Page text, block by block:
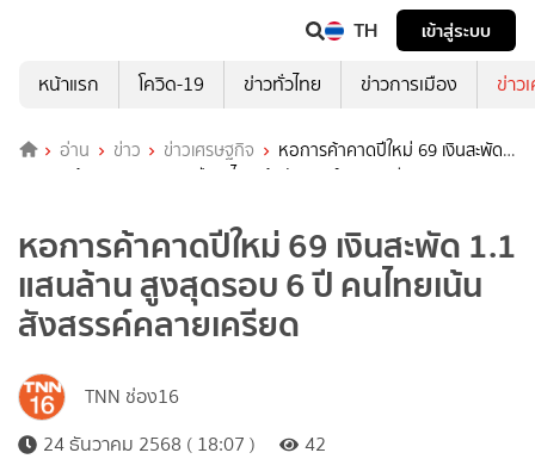
TH
เข้าสู่ระบบ
หน้าแรก
โควิด-19 ข่าวทั่วไทย ข่าวการเมือง ข่าว
อ่าน ข่าว ข่าวเศรษฐกิจ
หอการค้าคาดปีใหม่ 69 เงินสะพัด
1.1 แสนล้าน สูงสุดรอบ 6 ปี คนไทยเน้นสังสรรค์คลายเครียด
หอการค้าคาดปีใหม่ 69 เงินสะพัด 1.1
แสนล้าน สูงสุดรอบ 6 ปี คนไทยเน้น
สังสรรค์คลายเครียด
TNN ช่อง16
24 ธันวาคม 2568 ( 18:07 )
42